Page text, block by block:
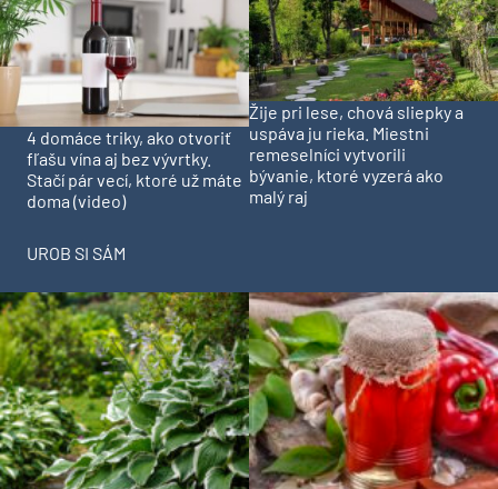
4 domáce triky, ako otvoriť
fľašu vína aj bez vývrtky.
Stačí pár vecí, ktoré už máte
doma (video)
Žije pri lese, chová sliepky a
uspáva ju rieka. Miestni
remeselníci vytvorili
bývanie, ktoré vyzerá ako
malý raj
UROB SI SÁM